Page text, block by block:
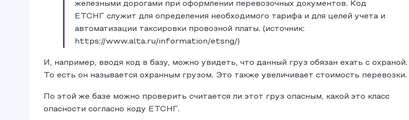
железными дорогами при оформлении перевозочных документов. Код
ЕТСНГ служит для определения необходимого тарифа и для целей учета и
автоматизации таксировки провозной платы. (источник:
https://www.alta.ru/information/etsng/)
И, например, вводя код в базу, можно увидеть, что данный груз обязан ехать с охраной.
То есть он называется охранным грузом. Это также увеличивает стоимость перевозки.
По этой же базе можно проверить считается ли этот груз опасным, какой это класс
опасности согласно коду ЕТСНГ.